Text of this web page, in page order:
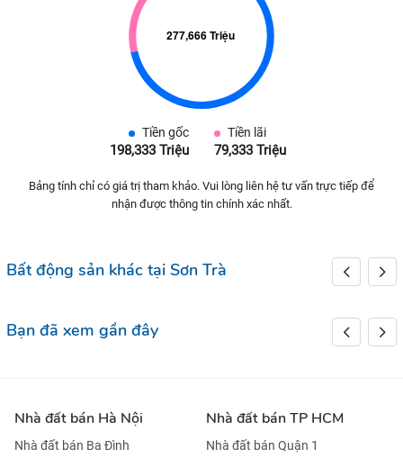
Tiền gốc
198,333 Triệu
Tiền lãi
79,333 Triệu
Bảng tính chỉ có giá trị tham khảo. Vui lòng liên hệ tư vấn trực tiếp để
nhận được thông tin chính xác nhất.
Bất động sản khác tại Sơn Trà
Bạn đã xem gần đây
Nhà đất bán Hà Nội
Nhà đất bán Ba Đình
Nhà đất bán TP HCM
Nhà đất bán Quận 1